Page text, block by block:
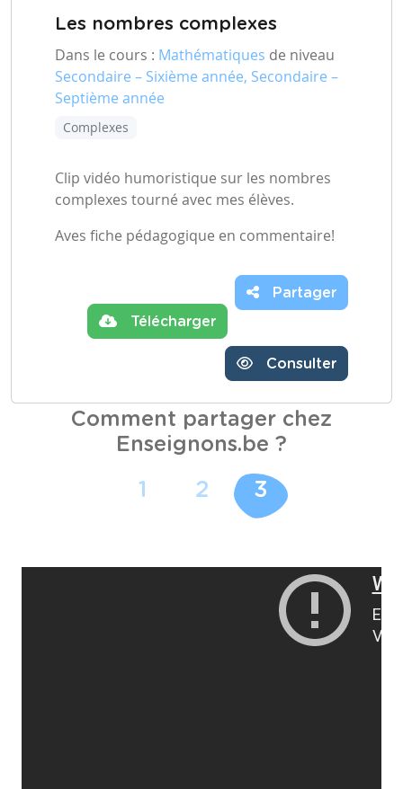
Les nombres complexes
Dans le cours : Mathématiques de niveau
Secondaire – Sixième année, Secondaire –
Septième année
Complexes
Clip vidéo humoristique sur les nombres
complexes tourné avec mes élèves.
Aves fiche pédagogique en commentaire!
Télécharger
Partager
Consulter
Comment partager chez
Enseignons.be ?
1 2 3